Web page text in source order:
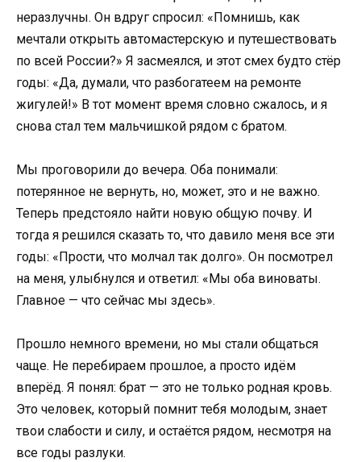
неразлучны. Он вдруг спросил: «Помнишь, как
мечтали открыть автомастерскую и путешествовать
по всей России?» Я засмеялся, и этот смех будто стёр
годы: «Да, думали, что разбогатеем на ремонте
жигулей!» В тот момент время словно сжалось, и я
снова стал тем мальчишкой рядом с братом.
Мы проговорили до вечера. Оба понимали:
потерянное не вернуть, но, может, это и не важно.
Теперь предстояло найти новую общую почву. И
тогда я решился сказать то, что давило меня все эти
годы: «Прости, что молчал так долго». Он посмотрел
на меня, улыбнулся и ответил: «Мы оба виноваты.
Главное — что сейчас мы здесь».
Прошло немного времени, но мы стали общаться
чаще. Не перебираем прошлое, а просто идём
вперёд. Я понял: брат — это не только родная кровь.
Это человек, который помнит тебя молодым, знает
твои слабости и силу, и остаётся рядом, несмотря на
все годы разлуки.